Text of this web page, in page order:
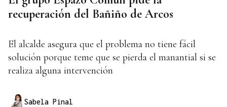
recuperación del Bañiño de Arcos
El alcalde asegura que el problema no tiene fácil
solución porque teme que se pierda el manantial si se
realiza alguna intervención
Sabela Pinal